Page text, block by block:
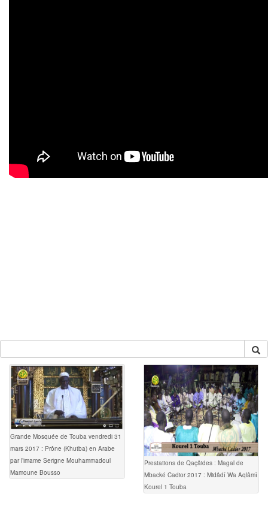
Grande Mosquée de Touba vendredi 31
mars 2017 : Prône (Khutba) en Arabe
par l’imame Serigne Mouhammadoul
Mamoune Bousso
Prestations de Qaçâides : Magal de
Mbacké Cadior 2017 : Midâdî Wa Aqlâmî
Kourel 1 Touba